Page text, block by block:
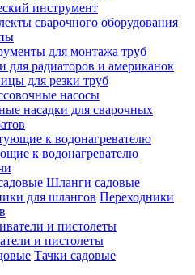
инструмент
сварочного оборудования
для монтажа труб
для радиаторов и американок
для резки труб
насосы
насадки для сварочных
к водонагревателю
Шланги садовые
Переходники
и пистолеты
Тачки садовые